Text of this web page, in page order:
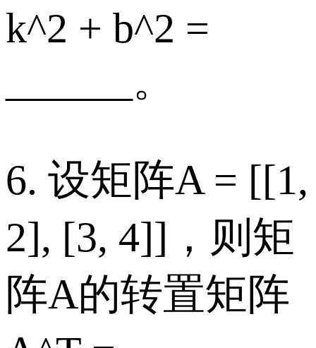
k^2 + b^2 =
______。
6. 设矩阵A = [[1,
2], [3, 4]]，则矩
阵A的转置矩阵